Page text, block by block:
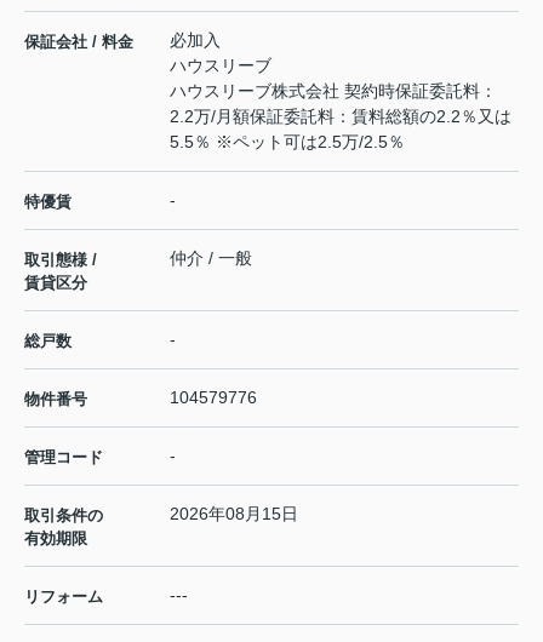
保証会社 / 料金
必加入
ハウスリーブ
ハウスリーブ株式会社 契約時保証委託料：
2.2万/月額保証委託料：賃料総額の2.2％又は
5.5％ ※ペット可は2.5万/2.5％
特優賃 -
取引態様 /
賃貸区分
仲介 / 一般
総戸数 -
物件番号 104579776
管理コード -
取引条件の
有効期限
2026年08月15日
リフォーム ---